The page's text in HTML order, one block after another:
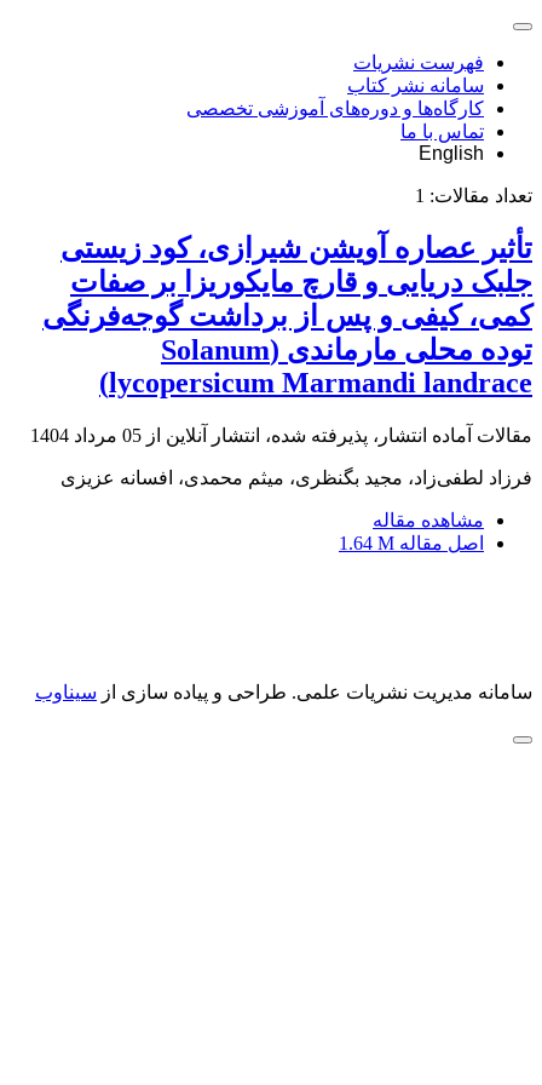
فهرست نشریات
سامانه نشر کتاب
کارگاه‌ها و دوره‌های آموزشی تخصصی
تماس با ما
English
تعداد مقالات: 1
تأثیر عصاره آویشن شیرازی، کود زیستی
جلبک دریایی و قارچ مایکوریزا بر صفات
کمی، کیفی و پس از برداشت گوجه‌فرنگی
توده محلی مارماندی (Solanum
lycopersicum Marmandi landrace)
مقالات آماده انتشار، پذیرفته شده، انتشار آنلاین از 05 مرداد 1404
فرزاد لطفی‌زاد، مجید بگنظری، میثم محمدی، افسانه عزیزی
مشاهده مقاله
اصل مقاله 1.64 M
سامانه مدیریت نشریات علمی. طراحی و پیاده سازی از سیناوب